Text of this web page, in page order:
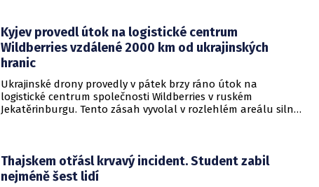
přicházejí v době, kdy Moskva čelí rostoucímu tlaku kvůli
situaci na ukrajinské frontě. Masivní škody, které ukrajinské
drony způsobují ruskému zázemí, totiž Kreml zahnaly do
kouta.
Kyjev provedl útok na logistické centrum
Wildberries vzdálené 2000 km od ukrajinských
hranic
Ukrajinské drony provedly v pátek brzy ráno útok na
logistické centrum společnosti Wildberries v ruském
Jekatěrinburgu. Tento zásah vyvolal v rozlehlém areálu silný
RWB, který řídí veškeré logistické operace.
Thajskem otřásl krvavý incident. Student zabil
nejméně šest lidí